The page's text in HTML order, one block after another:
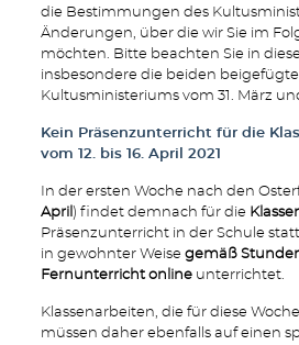
die Bestimmungen des
Änderungen, über die wir Sie im
möchten. Bitte beachten Sie in
insbesondere die beiden
Kultusministeriums vom 31. März
Kein Präsenzunterricht für die
vom 12. bis 16. April 2021
In der ersten Woche nach den
April ) findet demnach für die
Präsenzunterricht in der Schule
in gewohnter Weise gemäß
Fernunterricht onlineunterrichtet.
Klassenarbeiten, die für diese
müssen daher ebenfalls auf einen